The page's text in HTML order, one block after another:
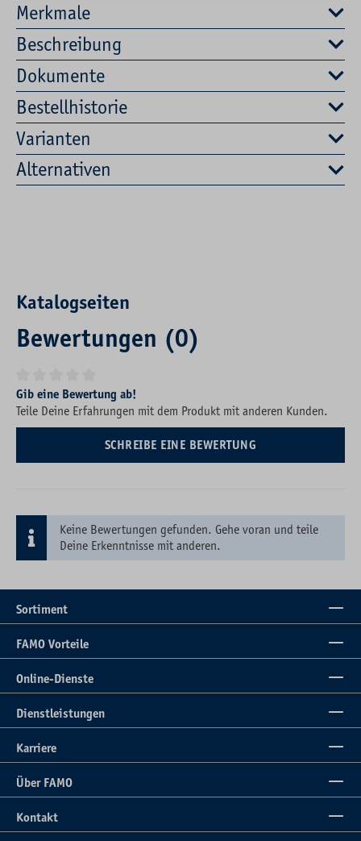
Merkmale
Beschreibung
Dokumente
Bestellhistorie
Varianten
Alternativen
Katalogseiten
Bewertungen (0)
Durchschnittliche Bewertung von 0 von 5 Sternen
Gib eine Bewertung ab!
Teile Deine Erfahrungen mit dem Produkt mit anderen Kunden.
SCHREIBE EINE BEWERTUNG
Keine Bewertungen gefunden. Gehe voran und teile
Deine Erkenntnisse mit anderen.
Sortiment
FAMO Vorteile
Online-Dienste
Dienstleistungen
Karriere
Über FAMO
Kontakt